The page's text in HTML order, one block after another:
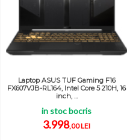
Laptop ASUS TUF Gaming F16
FX607VJB-RL164, Intel Core 5 210H, 16
inch, ...
in stoc bocris
3.998,00 LEI